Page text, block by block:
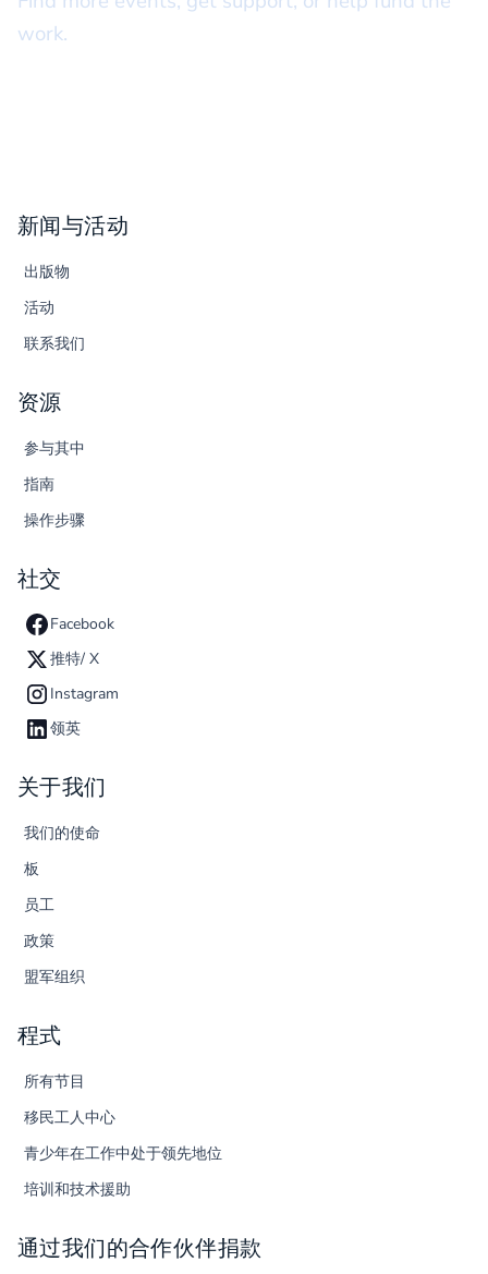
work.
新闻与活动
出版物
活动
联系我们
资源
参与其中
指南
操作步骤
社交
Facebook
推特/ X
Instagram
领英
关于我们
我们的使命
板
员工
政策
盟军组织
程式
所有节目
移民工人中心
青少年在工作中处于领先地位
培训和技术援助
通过我们的合作伙伴捐款